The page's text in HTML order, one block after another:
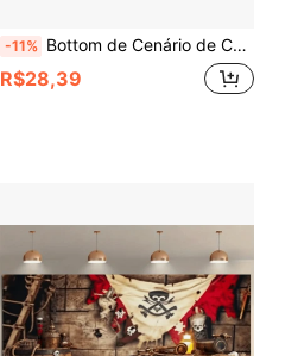
-11% Bottom de Cenário de Cowboy Ocidental, Bottom de Fotografia de Porta de Celeiro de Madeira Rústica, Adequado para Decoração de Festa Oeste, Ocasiões de Aniversário - Apenas Acessórios, Sem Penas
R$28,39